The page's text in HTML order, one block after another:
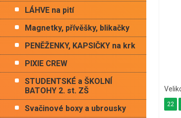
LÁHVE na pití
Magnetky, přívěšky, blikačky
PENĚŽENKY, KAPSIČKY na krk
PIXIE CREW
STUDENTSKÉ a ŠKOLNÍ
BATOHY 2. st. ZŠ
Svačinové boxy a ubrousky
22